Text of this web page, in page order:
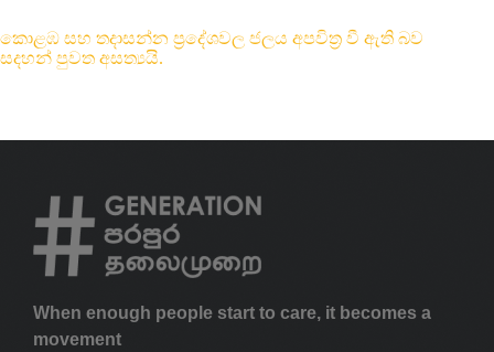
කොළඹ සහ තදාසන්න ප්‍රදේශවල ජලය අපවිත්‍ර වී ඇති බව
සදහන් පුවත අසත්‍යයි.
When enough people start to care, it becomes a
movement